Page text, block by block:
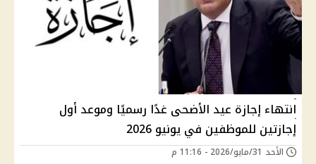
انتهاء إجازة عيد الأضحى غدًا رسميًا وموعد أول
إجازتين للموظفين في يونيو 2026
الأحد 31/مايو/2026 - 11:16 م